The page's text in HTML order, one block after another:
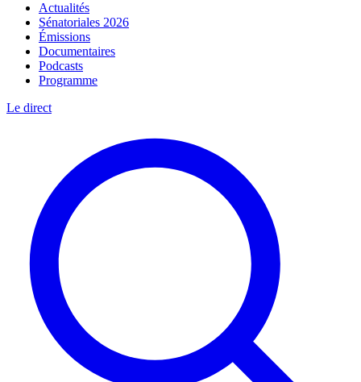
Actualités
Sénatoriales 2026
Émissions
Documentaires
Podcasts
Programme
Le direct